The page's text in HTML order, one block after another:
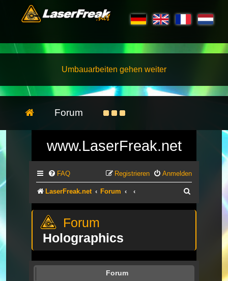
Umbauarbeiten gehen weiter
Forum
www.LaserFreak.net
FAQ Anmelden
Registrieren
LaserFreak.net Forum
Holographics
Forum